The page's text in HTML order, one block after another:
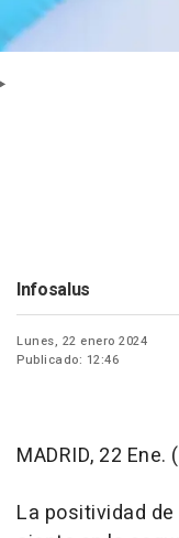
Infosalus
Lunes, 22 enero 2024
Publicado: 12:46
MADRID, 22 Ene.
La positividad